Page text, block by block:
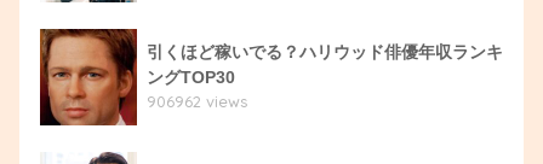
引くほど稼いでる？ハリウッド俳優年収ランキ
ングTOP30
906962 views